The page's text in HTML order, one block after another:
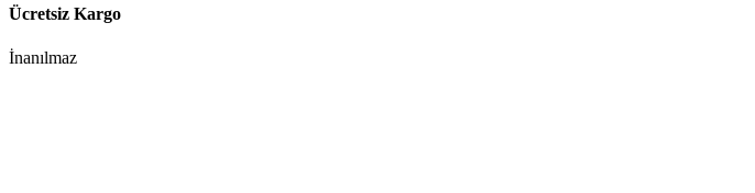
Ücretsiz Kargo
İnanılmaz